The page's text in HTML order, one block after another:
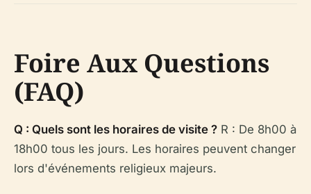
Foire Aux Questions
(FAQ)
Q : Quels sont les horaires de visite ? R : De 8h00 à
18h00 tous les jours. Les horaires peuvent changer
lors d'événements religieux majeurs.